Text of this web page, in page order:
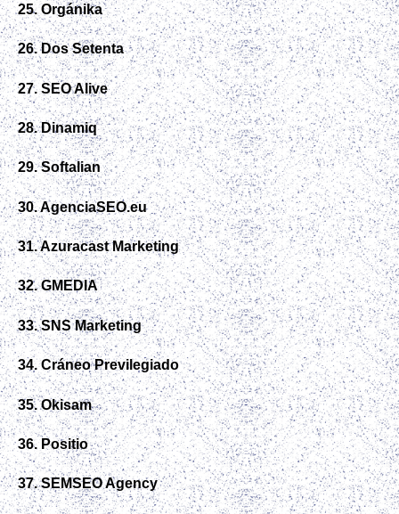
25. Orgánika
26. Dos Setenta
27. SEO Alive
28. Dinamiq
29. Softalian
30. AgenciaSEO.eu
31. Azuracast Marketing
32. GMEDIA
33. SNS Marketing
34. Cráneo Previlegiado
35. Okisam
36. Positio
37. SEMSEO Agency